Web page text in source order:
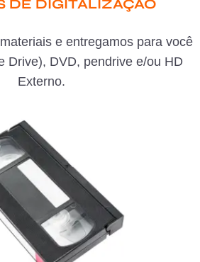
DE DIGITALIZAÇÃO
e entregamos para você
Drive), DVD, pendrive e/ou HD
Externo.